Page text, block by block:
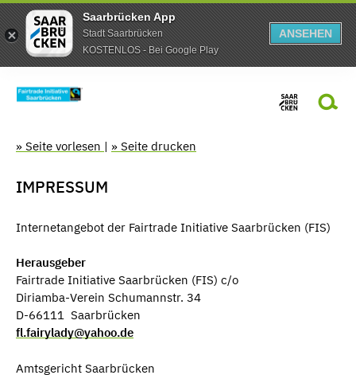
Saarbrücken App
Stadt Saarbrücken
KOSTENLOS - Bei Google Play
ANSEHEN
» Seite vorlesen | » Seite drucken
IMPRESSUM
Internetangebot der Fairtrade Initiative Saarbrücken (FIS)
Herausgeber
Fairtrade Initiative Saarbrücken (FIS) c/o
Diriamba-Verein Schumannstr. 34
D-66111 Saarbrücken
fl.fairylady@yahoo.de
Amtsgericht Saarbrücken